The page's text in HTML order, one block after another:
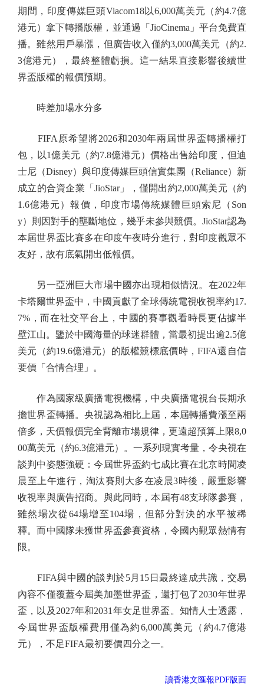
期間，印度傳媒巨頭Viacom18以6,000萬美元（約4.7億
港元）拿下轉播版權，並通過「JioCinema」平台免費直
播。雖然用戶暴漲，但廣告收入僅約3,000萬美元（約2.
3億港元），最終整體虧損。這一結果直接影響後續世
界盃版權的報價預期。
時差加場水分多
FIFA原希望將2026和2030年兩屆世界盃轉播權打
包，以1億美元（約7.8億港元）價格出售給印度，但迪
士尼（Disney）與印度傳媒巨頭信實集團（Reliance）新
成立的合資企業「JioStar」，僅開出約2,000萬美元（約
1.6億港元）報價，印度市場傳統媒體巨頭索尼（Son
y）則因對手的壟斷地位，幾乎未參與競價。JioStar認為
本屆世界盃比賽多在印度午夜時分進行，對印度觀眾不
友好，故有底氣開出低報價。
另一亞洲巨大市場中國亦出現相似情況。在2022年
卡塔爾世界盃中，中國貢獻了全球傳統電視收視率約17.
7%，而在社交平台上，中國的賽事觀看時長更佔據半
壁江山。鑒於中國海量的球迷群體，當最初提出逾2.5億
美元（約19.6億港元）的版權競標底價時，FIFA還自信
要價「合情合理」。
作為國家級廣播電視機構，中央廣播電視台長期承
擔世界盃轉播。央視認為相比上屆，本屆轉播費漲至兩
倍多，天價報價完全背離市場規律，更遠超預算上限8,0
00萬美元（約6.3億港元）。一系列現實考量，令央視在
談判中姿態強硬：今屆世界盃約七成比賽在北京時間凌
晨至上午進行，淘汰賽則大多在凌晨3時後，嚴重影響
收視率與廣告招商。與此同時，本屆有48支球隊參賽，
雖然場次從64場增至104場，但部分對決的水平被稀
釋。而中國隊未獲世界盃參賽資格，令國內觀眾熱情有
限。
FIFA與中國的談判於5月15日最終達成共識，交易
內容不僅覆蓋今屆美加墨世界盃，還打包了2030年世界
盃，以及2027年和2031年女足世界盃。知情人士透露，
今屆世界盃版權費用僅為約6,000萬美元（約4.7億港
元），不足FIFA最初要價四分之一。
讀香港文匯報PDF版面